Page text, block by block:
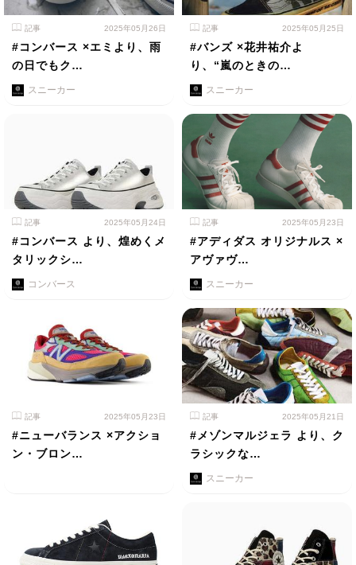
記事 2025年05月26日
#コンバース ×エミより、雨
の日でもク…
スニーカー
記事 2025年05月25日
#バンズ ×花井祐介よ
り、“嵐のときの…
スニーカー
記事 2025年05月24日
#コンバース より、煌めくメ
タリックシ…
コンバース
記事 2025年05月23日
#アディダス オリジナルス ×
アヴァヴ…
スニーカー
記事 2025年05月23日
#ニューバランス ×アクショ
ン・ブロン…
記事 2025年05月21日
#メゾンマルジェラ より、ク
ラシックな…
スニーカー